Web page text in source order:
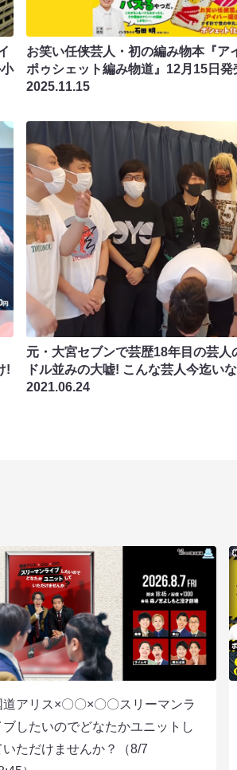
お笑い任侠芸人・初の編み物本『ア
ポゥシェット編み物道』12月15日発
2025.11.15
!
元・大宮セブンで芸歴18年目の芸人
ドル並みの大嘘! こんな芸人今迄い
2021.06.24
道アリス×〇〇×〇〇スリーマンラ
ブしたいのでどなたかユニットし
いただけませんか？（8/7